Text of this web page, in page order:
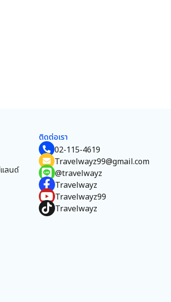
ลนด์
ติดต่อเรา
02-115-4619
Travelwayz99@gmail.com
@travelwayz
Travelwayz
Travelwayz99
Travelwayz